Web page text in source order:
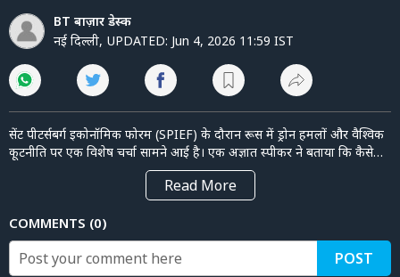
म्यूचु्अल
फंड
ऑटो
मार्केट
ट्रेंडिंग
बिजनेस
न्यूज
BT बाज़ार डेस्क
नई दिल्ली, UPDATED: Jun 4, 2026 11:59 IST
सेंट पीटर्सबर्ग इकोनॉमिक फोरम (SPIEF) के दौरान रूस में ड्रोन हमलों और वैश्विक
कूटनीति पर एक विशेष चर्चा सामने आई है। एक अज्ञात स्पीकर ने बताया कि कैसे
फोरम के दौरान सेंट पीटर्सबर्ग में करीब 50 ड्रोन अटैक हुए हैं। स्पीकर के अनुसार,
'पहली बार ऐसा होगा जब America participate करेगा।' इसके अलावा, यह भी
बताया गया कि ईरान युद्ध के कारण अमेरिका और अन्य देश अब रूस के साथ जुड़
रहे हैं। प्रतिबंधों के बावजूद रूस ने आर्थिक मजबूती दिखाई है और चीन के साथ
मिलकर ग्लोबल इकोनॉमिक ऑर्डर और पावर बैलेंस को बदल रहा है। इस फोरम में
कई देशों के नेता और यूट्यूब इन्फ्लुएंसर्स भी हिस्सा ले रहे हैं।
Read More
COMMENTS 0
POST